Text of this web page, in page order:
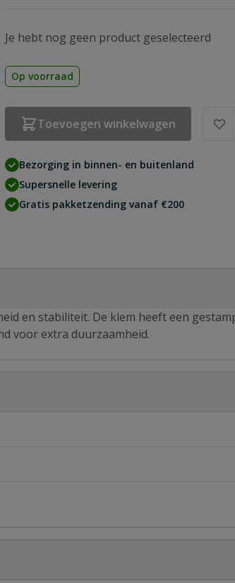
Je hebt nog geen product geselecteerd
Op voorraad
Toevoegen winkelwagen
Bezorging in binnen- en buitenland
Supersnelle levering
Gratis pakketzending vanaf €200
en stabiliteit. De klem heeft een
voor extra duurzaamheid.